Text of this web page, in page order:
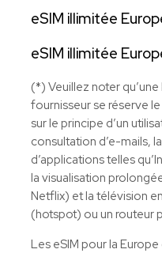
eSIM illimitée
eSIM illimitée
(*) Veuillez noter
fournisseur se réserve
sur le principe d’un
consultation d’e-mails,
d’applications telles
la visualisation
Netflix) et la télévision
(hotspot) ou un routeur
Les eSIM pour la